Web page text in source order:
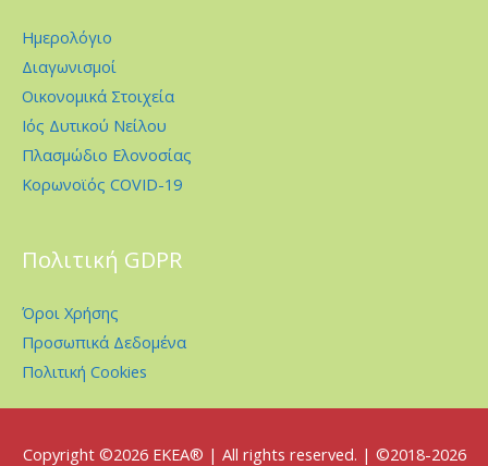
Ημερολόγιο
Διαγωνισμοί
Οικονομικά Στοιχεία
Ιός Δυτικού Νείλου
Πλασμώδιο Ελονοσίας
Κορωνοϊός COVID-19
Πολιτική GDPR
Όροι Χρήσης
Προσωπικά Δεδομένα
Πολιτική Cookies
Copyright ©2026 EKEA® | All rights reserved. | ©2018-2026